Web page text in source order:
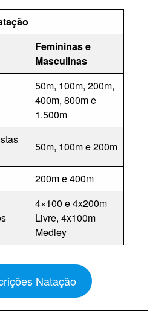
Femininas e
Masculinas
50m, 100m, 200m,
400m, 800m e
1.500m
50m, 100m e 200m
200m e 400m
4×100 e 4x200m
Livre, 4x100m
Medley
Natação